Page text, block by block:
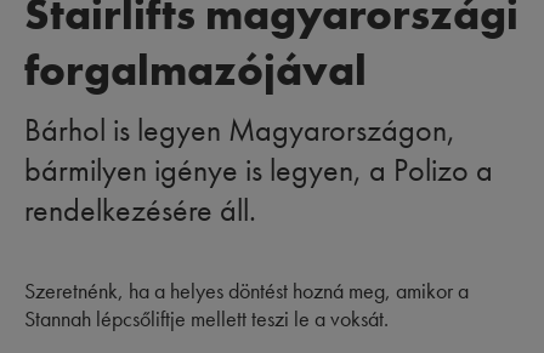
Stairlifts magyarországi
forgalmazójával
Bárhol is legyen Magyarországon,
bármilyen igénye is legyen, a Polizo a
rendelkezésére áll.
Szeretnénk, ha a helyes döntést hozná meg, amikor a
Stannah lépcsőliftje mellett teszi le a voksát.